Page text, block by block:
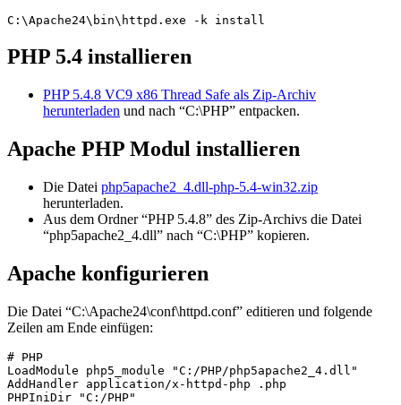
C:\Apache24\bin\httpd.exe -k install
PHP 5.4 installieren
PHP 5.4.8 VC9 x86 Thread Safe als Zip-Archiv
herunterladen und nach “C:\PHP” entpacken.
Apache PHP Modul installieren
Die Datei php5apache2_4.dll-php-5.4-win32.zip
herunterladen.
Aus dem Ordner “PHP 5.4.8” des Zip-Archivs die Datei
“php5apache2_4.dll” nach “C:\PHP” kopieren.
Apache konfigurieren
Die Datei “C:\Apache24\conf\httpd.conf” editieren und folgende
Zeilen am Ende einfügen:
# PHP
LoadModule php5_module "C:/PHP/php5apache2_4.dll"
AddHandler application/x-httpd-php .php
PHPIniDir "C:/PHP"